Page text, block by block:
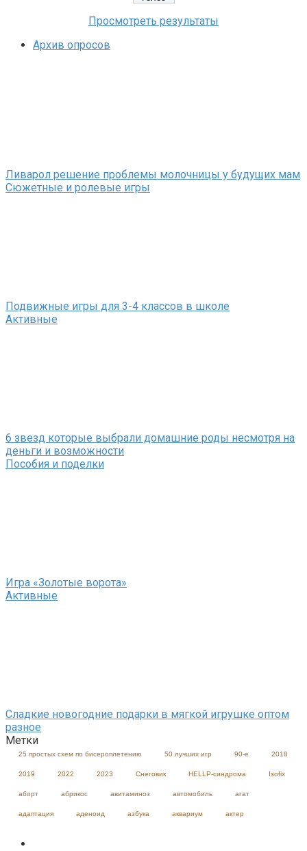
Просмотреть результаты
Архив опросов
Ливарол решение проблемы молочницы у будущих мам
Сюжетные и ролевые игры
Подвижные игры для 3-4 классов в школе
Активные
6 звезд которые выбрали домашние роды несмотря на
деньги и возможности
Пособия и поделки
Игра «Золотые ворота»
Активные
Сладкие новогодние подарки в мягкой игрушке оптом
разное
Метки
25 простых схем по бисероплетению 50 лучших игр 90-е 2018
2019 2022 2023 Cнеговик HELLP-синдрома Isofix
аборт абрикос авитаминоз автомобиль агат
адаптация аденоид азбука аквариум актер